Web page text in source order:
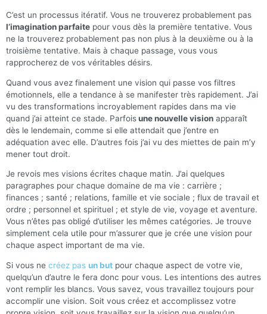
C’est un processus itératif. Vous ne trouverez probablement pas
l’imagination parfaite pour vous dès la première tentative. Vous
ne la trouverez probablement pas non plus à la deuxième ou à la
troisième tentative. Mais à chaque passage, vous vous
rapprocherez de vos véritables désirs.
Quand vous avez finalement une vision qui passe vos filtres
émotionnels, elle a tendance à se manifester très rapidement. J’ai
vu des transformations incroyablement rapides dans ma vie
quand j’ai atteint ce stade. Parfoisune nouvelle vision apparaît
dès le lendemain, comme si elle attendait que j’entre en
adéquation avec elle. D’autres fois j’ai vu des miettes de pain m’y
mener tout droit.
Je revois mes visions écrites chaque matin. J’ai quelques
paragraphes pour chaque domaine de ma vie : carrière ;
finances ; santé ; relations, famille et vie sociale ; flux de travail et
ordre ; personnel et spirituel ; et style de vie, voyage et aventure.
Vous n’êtes pas obligé d’utiliser les mêmes catégories. Je trouve
simplement cela utile pour m’assurer que je crée une vision pour
chaque aspect important de ma vie.
Si vous ne créez pas un but pour chaque aspect de votre vie,
quelqu’un d’autre le fera donc pour vous. Les intentions des autres
vont remplir les blancs. Vous savez, vous travaillez toujours pour
accomplir une vision. Soit vous créez et accomplissez votre